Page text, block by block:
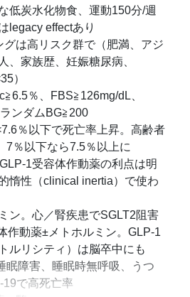
低炭水化物食、運動150分/週
legacy effectあり
グは高リスク群で（肥満、アジ
、家族歴、妊娠糖尿病、
）
％、FBS≧126mg/dL、
ンダムBG≧200
％以下で死亡率上昇。高齢者
7％以下なら7.5％以上に
1受容体作動薬の利点は明
惰性（clinical inertia）で使わ
ン。心／腎疾患でSGLT2阻害
作動薬±メトホルミン。GLP-1
ルリシティ）は脳卒中にも
眠障害、睡眠時無呼吸、うつ
19で高死亡率